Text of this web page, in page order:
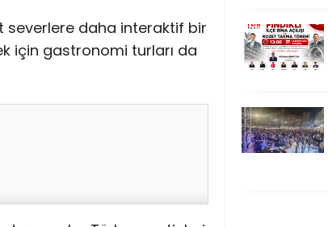
severlere daha interaktif bir
için gastronomi turları da